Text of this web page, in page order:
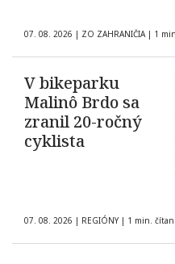
07. 08. 2026 | ZO ZAHRANIČIA | 1
V bikeparku
Malinô Brdo sa
zranil 20-ročný
cyklista
07. 08. 2026 | REGIÓNY | 1 min.